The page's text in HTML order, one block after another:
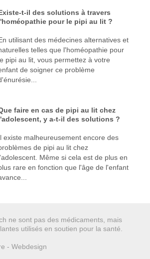
t-il des solutions à travers
pour le pipi au lit ?
utilisant des médecines alternatives et
telles que l'homéopathie pour
pipi au lit, vous permettez à votre
de soigner ce problème
faire en cas de pipi au lit chez
y a-t-il des solutions ?
existe malheureusement encore des
de pipi au lit chez
Même si cela est de plus en
rare en fonction que l'âge de l'enfant
ne sont pas des médicaments, mais
utilisés en soutien pour la santé.
- Webdesign